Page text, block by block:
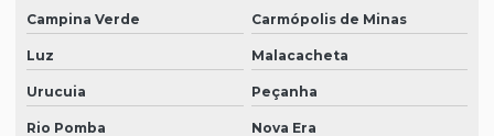
Campina Verde Carmópolis de Minas
Luz Malacacheta
Urucuia Peçanha
Rio Pomba Nova Era